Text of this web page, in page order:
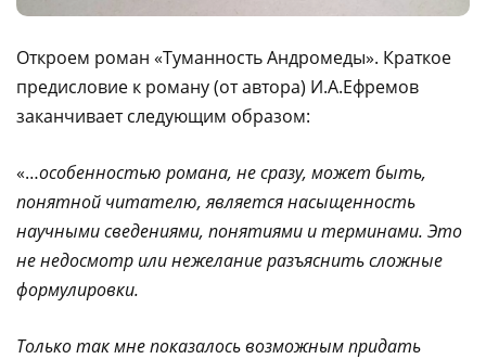
Откроем роман «Туманность Андромеды». Краткое
предисловие к роману (от автора) И.А.Ефремов
заканчивает следующим образом:
«…особенностью романа, не сразу, может быть,
понятной читателю, является насыщенность
научными сведениями, понятиями и терминами. Это
не недосмотр или нежелание разъяснить сложные
формулировки.
Только так мне показалось возможным придать